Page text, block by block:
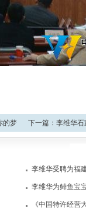
的梦 下一篇： 李维华石
李维华受聘为福
李维华为鲱鱼宝
《中国特许经营